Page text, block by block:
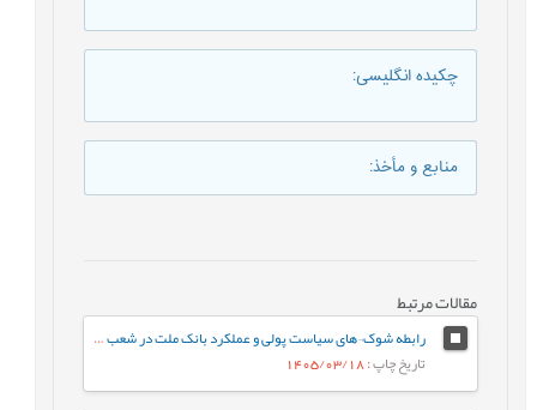
چکیده انگلیسی:
منابع و مأخذ:
مقالات مرتبط
رابطه شوک¬های سیاست پولی و عملکرد بانک ملت در شعب منتخب آذربایجان‏شرقی
تاریخ چاپ: 1405/03/18